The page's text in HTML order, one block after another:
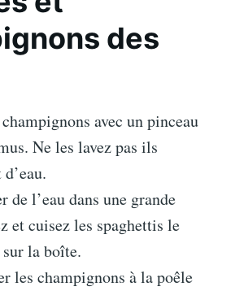
des
avec un pinceau
Ne les lavez pas ils
de l’eau dans une grande
et cuisez les spaghettis le
la boîte.
les champignons à la poêle